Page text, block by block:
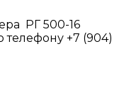
РГ 500-16
+7 (904)